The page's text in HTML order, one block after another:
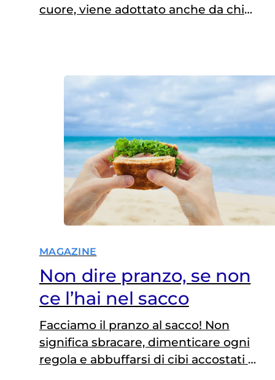
cuore, viene adottato anche da chi
benefici possono essere
sorprendenti: i fattori alla base della
salute cardiovascolare si associano
anche ad una maggiore
sopravvivenza nei pazienti
oncologici. Tumore e…
MAGAZINE
Non dire pranzo, se non
ce l’hai nel sacco
Facciamo il pranzo al sacco! Non
significa sbracare, dimenticare ogni
regola e abbuffarsi di cibi accostati a